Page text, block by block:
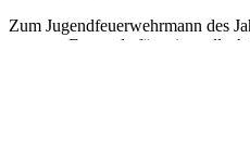
Zum Jugendfeuerwehrmann des
ernannt. Er wurde für seine tolle